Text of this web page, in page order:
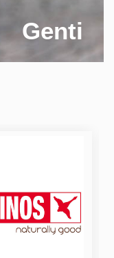
Genti